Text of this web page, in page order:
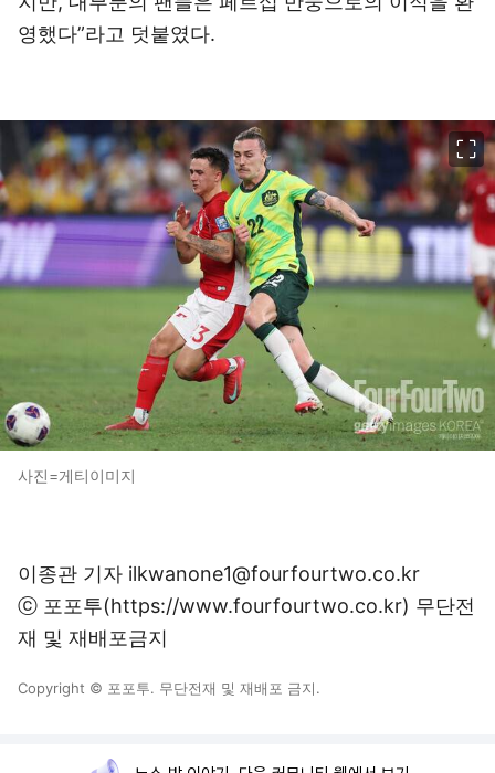
영했다”라고 덧붙였다.
사진=게티이미지
이종관 기자 ilkwanone1@fourfourtwo.co.kr
ⓒ 포포투(https://www.fourfourtwo.co.kr) 무단전
재 및 재배포금지
Copyright © 포포투. 무단전재 및 재배포 금지.